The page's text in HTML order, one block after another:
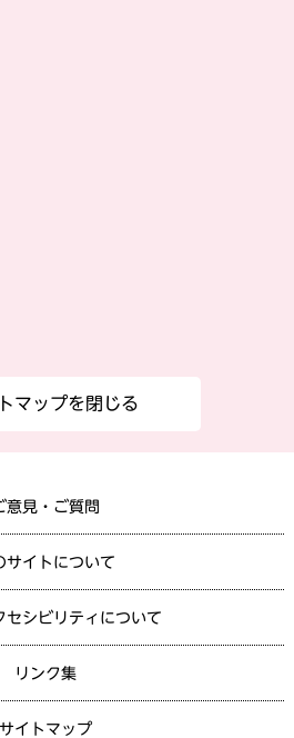
マップを閉じる
意見・ご質問
サイトについて
セシビリティについて
リンク集
サイトマップ